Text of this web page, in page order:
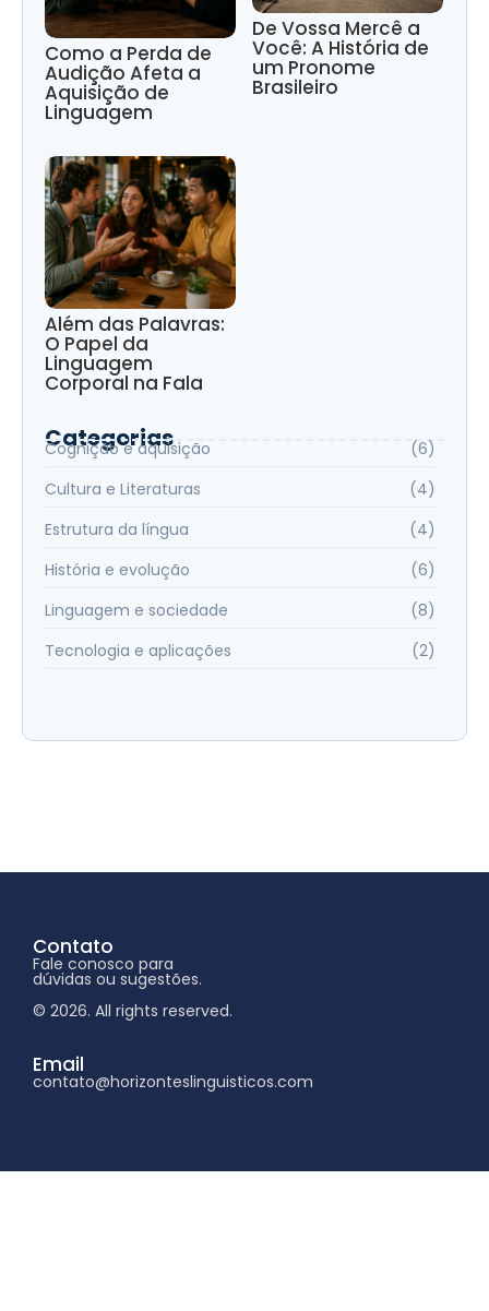
Como a Perda de
Audição Afeta a
Aquisição de
Linguagem
De Vossa Mercê a
Você: A História de
um Pronome
Brasileiro
Além das Palavras:
O Papel da
Linguagem
Corporal na Fala
Categorias
Cognição e aquisição
(6)
Cultura e Literaturas
(4)
Estrutura da língua
(4)
História e evolução
(6)
Linguagem e sociedade
(8)
Tecnologia e aplicações
(2)
Contato
Fale conosco para
dúvidas ou sugestões.
© 2026. All rights reserved.
Email
contato@horizonteslinguisticos.com